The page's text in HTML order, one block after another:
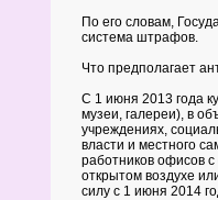
По его словам,
система штрафов.
Что предполагает
С 1 июня 2013 года
музеи, галереи), в
учреждениях,
власти и местного
работников офисов
открытом воздухе
силу с 1 июня 2014